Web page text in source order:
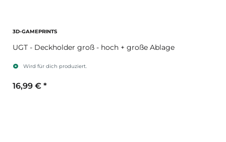
3D-GAMEPRINTS
UGT - Deckholder groß - hoch + große Ablage
Wird für dich produziert.
16,99 € *